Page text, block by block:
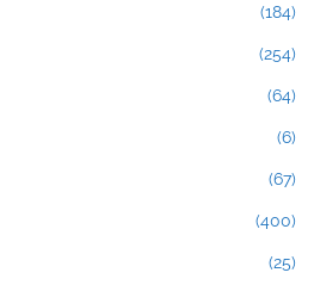
(184)
(254)
(64)
(6)
(67)
(400)
(25)